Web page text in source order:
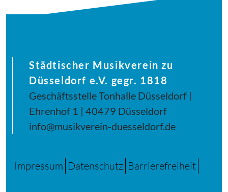
Städtischer Musikverein zu
Düsseldorf e.V. gegr. 1818
Geschäftsstelle Tonhalle Düsseldorf |
Ehrenhof 1 | 40479 Düsseldorf
info@musikverein-duesseldorf.de
Impressum Datenschutz Barrierefreiheit